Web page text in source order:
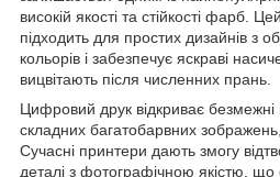
високій якості та стійкості фарб.
підходить для простих дизайнів з
кольорів і забезпечує яскраві
вицвітають після численних прань.
Цифровий друк відкриває
складних багатобарвних зображень,
Сучасні принтери дають змогу
деталі з фотографічною якістю,